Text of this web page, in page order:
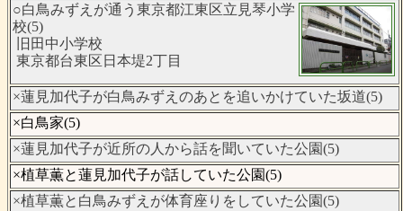
○白鳥みずえが通う東京都江東区立見琴小学
校(5)
旧田中小学校
東京都台東区日本堤2丁目
×蓮見加代子が白鳥みずえのあとを追いかけていた坂道(5)
×白鳥家(5)
×蓮見加代子が近所の人から話を聞いていた公園(5)
×植草薫と蓮見加代子が話していた公園(5)
×植草薫と白鳥みずえが体育座りをしていた公園(5)